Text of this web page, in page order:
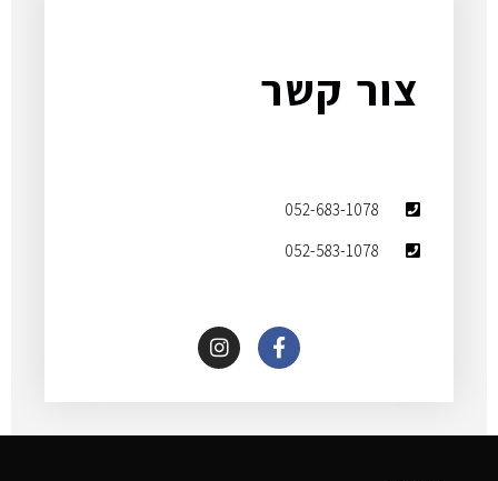
צור קשר
052-683-1078
052-583-1078